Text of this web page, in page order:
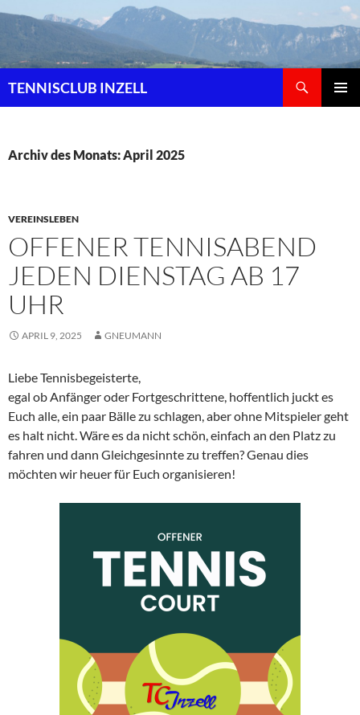
Zum
Inhalt
TENNISCLUB INZELL
Archiv des Monats: April 2025
VEREINSLEBEN
OFFENER TENNISABEND
JEDEN DIENSTAG AB 17
UHR
APRIL 9, 2025 GNEUMANN
Liebe Tennisbegeisterte,
egal ob Anfänger oder Fortgeschrittene, hoffentlich juckt es
Euch alle, ein paar Bälle zu schlagen, aber ohne Mitspieler geht
es halt nicht. Wäre es da nicht schön, einfach an den Platz zu
fahren und dann Gleichgesinnte zu treffen? Genau dies
möchten wir heuer für Euch organisieren!